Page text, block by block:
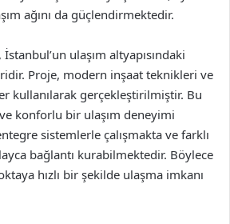
ağını da güçlendirmektedir.
İstanbul’un ulaşım altyapısındaki
Proje, modern inşaat teknikleri ve
kullanılarak gerçekleştirilmiştir. Bu
konforlu bir ulaşım deneyimi
sistemlerle çalışmakta ve farklı
bağlantı kurabilmektedir. Böylece
hızlı bir şekilde ulaşma imkanı